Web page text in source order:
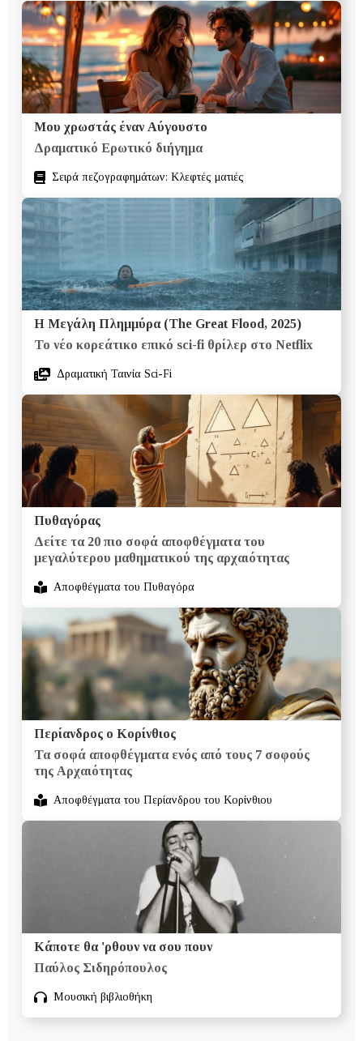
Μου χρωστάς έναν Αύγουστο
Δραματικό Ερωτικό διήγημα
Σειρά πεζογραφημάτων: Κλεφτές ματιές
Η Μεγάλη Πλημμύρα (The Great Flood, 2025)
Το νέο κορεάτικο επικό sci-fi θρίλερ στο Netflix
Δραματική Ταινία Sci-Fi
Πυθαγόρας
Δείτε τα 20 πιο σοφά αποφθέγματα του
μεγαλύτερου μαθηματικού της αρχαιότητας
Αποφθέγματα του Πυθαγόρα
Περίανδρος ο Κορίνθιος
Τα σοφά αποφθέγματα ενός από τους 7 σοφούς
της Αρχαιότητας
Αποφθέγματα του Περίανδρου του Κορίνθιου
Κάποτε θα 'ρθουν να σου πουν
Παύλος Σιδηρόπουλος
Μουσική βιβλιοθήκη